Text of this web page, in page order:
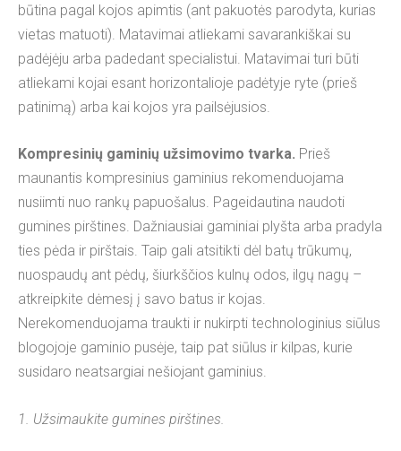
būtina pagal kojos apimtis (ant pakuotės parodyta, kurias
vietas matuoti). Matavimai atliekami savarankiškai su
padėjėju arba padedant specialistui. Matavimai turi būti
atliekami kojai esant horizontalioje padėtyje ryte (prieš
patinimą) arba kai kojos yra pailsėjusios.
Kompresinių gaminių užsimovimo tvarka. Prieš
maunantis kompresinius gaminius rekomenduojama
nusiimti nuo rankų papuošalus. Pageidautina naudoti
gumines pirštines. Dažniausiai gaminiai plyšta arba pradyla
ties pėda ir pirštais. Taip gali atsitikti dėl batų trūkumų,
nuospaudų ant pėdų, šiurkščios kulnų odos, ilgų nagų –
atkreipkite dėmesį į savo batus ir kojas.
Nerekomenduojama traukti ir nukirpti technologinius siūlus
blogojoje gaminio pusėje, taip pat siūlus ir kilpas, kurie
susidaro neatsargiai nešiojant gaminius.
1. Užsimaukite gumines pirštines.